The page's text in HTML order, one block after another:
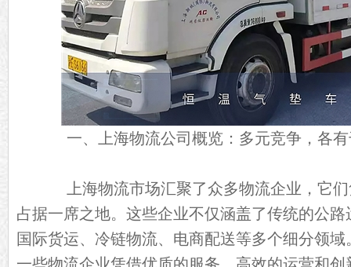
一、上海物流公司概览：多元竞争，各有
上海物流市场汇聚了众多物流企业，它们
占据一席之地。这些企业不仅涵盖了传统的公
国际货运、冷链物流、电商配送等多个细分领